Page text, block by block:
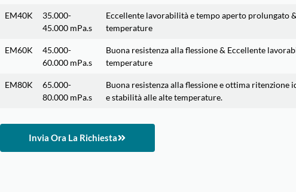
EM40K
35.000-
45.000 mPa.s
Eccellente lavorabilità e tempo aperto prolungato
temperature
EM60K
45.000-
60.000 mPa.s
Buona resistenza alla flessione & Eccellente
temperature
EM80K
65.000-
80.000 mPa.s
Buona resistenza alla flessione e ottima ritenzione
e stabilità alle alte temperature.
Invia Ora La Richiesta